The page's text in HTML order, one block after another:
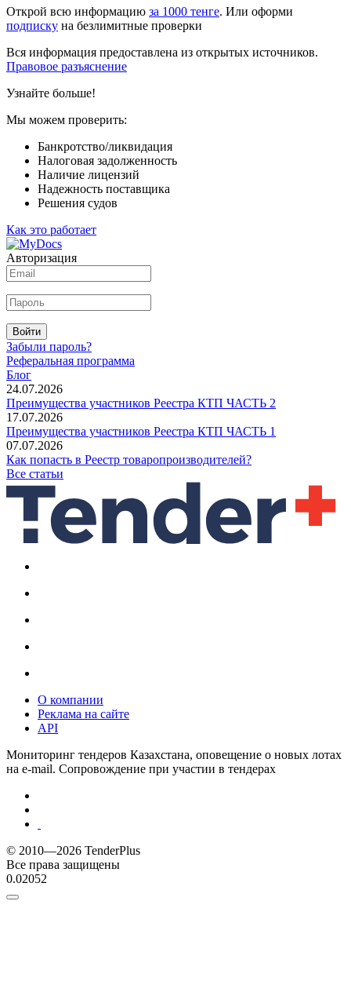
Открой всю информацию за 1000 тенге. Или оформи
подписку на безлимитные проверки
Вся информация предоставлена из открытых источников.
Правовое разъяснение
Узнайте больше!
Мы можем проверить:
Банкротство/ликвидация
Налоговая задолженность
Наличие лицензий
Надежность поставщика
Решения судов
Как это работает
Авторизация
Войти
Забыли пароль?
Реферальная программа
Блог
24.07.2026
Преимущества участников Реестра КТП ЧАСТЬ 2
17.07.2026
Преимущества участников Реестра КТП ЧАСТЬ 1
07.07.2026
Как попасть в Реестр товаропроизводителей?
Все статьи
О компании
Реклама на сайте
API
Мониторинг тендеров Казахстана, оповещение о новых лотах
на e-mail. Сопровождение при участии в тендерах
© 2010—2026 TenderPlus
Все права защищены
0.02052